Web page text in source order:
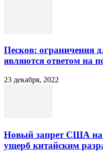
Песков: ограничения
являются ответом на
23 декабря, 2022
Новый запрет США на
ущерб китайским